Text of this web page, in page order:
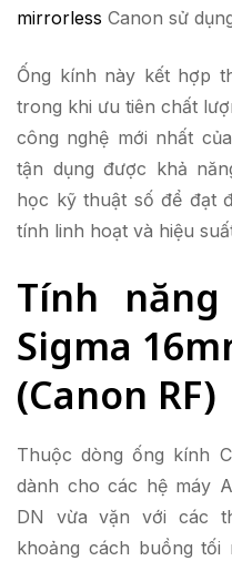
mirrorless Canon sử
Ống kính này kết hợp
trong khi ưu tiên chất
công nghệ mới nhất
tận dụng được khả
học kỹ thuật số để đạt
tính linh hoạt và hiệu
Tính
Sigma
(Canon RF)
Thuộc dòng ống kính
dành cho các hệ máy
DN vừa vặn với các
khoảng cách buồng